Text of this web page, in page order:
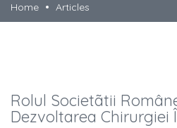
Home
Articles
Rolul Societãtii
Dezvoltarea Chirurgiei